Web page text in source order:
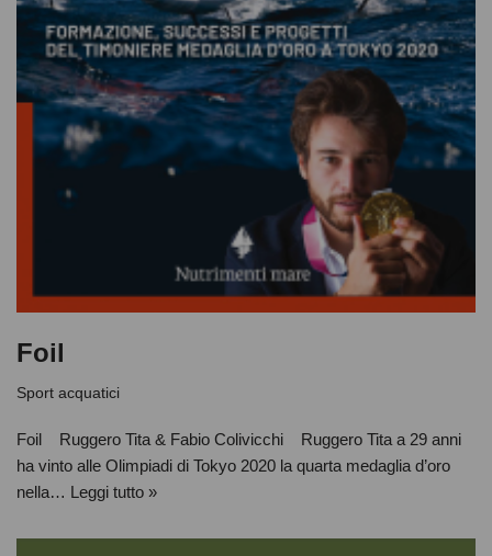
Foil
Sport acquatici
Foil Ruggero Tita & Fabio Colivicchi Ruggero Tita a 29 anni
ha vinto alle Olimpiadi di Tokyo 2020 la quarta medaglia d’oro
nella… Leggi tutto »